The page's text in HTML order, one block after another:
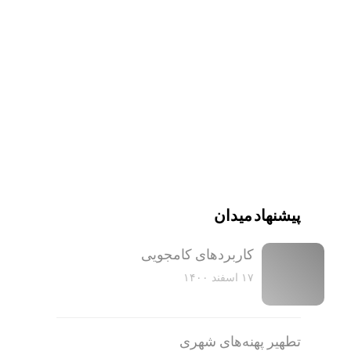
پیشنهاد میدان
کاربرد‌های کامجویی
۱۷ اسفند ۱۴۰۰
تطهیر پهنه‌های شهری